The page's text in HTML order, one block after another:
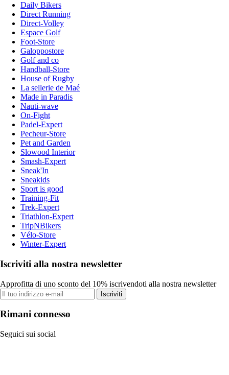
Daily Bikers
Direct Running
Direct-Volley
Espace Golf
Foot-Store
Galoppostore
Golf and co
Handball-Store
House of Rugby
La sellerie de Maé
Made in Paradis
Nauti-wave
On-Fight
Padel-Expert
Pecheur-Store
Pet and Garden
Slowood Interior
Smash-Expert
Sneak'In
Sneakids
Sport is good
Training-Fit
Trek-Expert
Triathlon-Expert
TripNBikers
Vélo-Store
Winter-Expert
Iscriviti alla nostra newsletter
Approfitta di uno sconto del 10% iscrivendoti alla nostra newsletter
Iscriviti
Rimani connesso
Seguici sui social